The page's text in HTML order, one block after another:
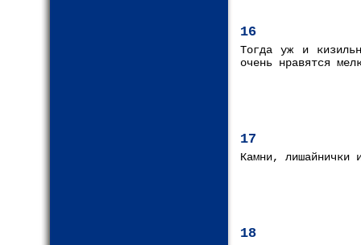
16
Тогда уж и
очень нравятся
17
Камни, лишайнички
18